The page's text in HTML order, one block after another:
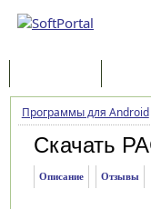
Программы для Android
Скачать
Описание Отзывы